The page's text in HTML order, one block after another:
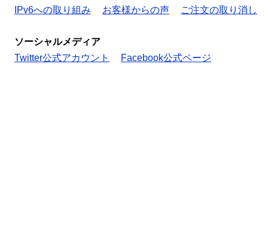
IPv6への取り組み
お客様からの声 ご注文の取り消し
ソーシャルメディア
Twitter公式アカウント
Facebook公式ページ